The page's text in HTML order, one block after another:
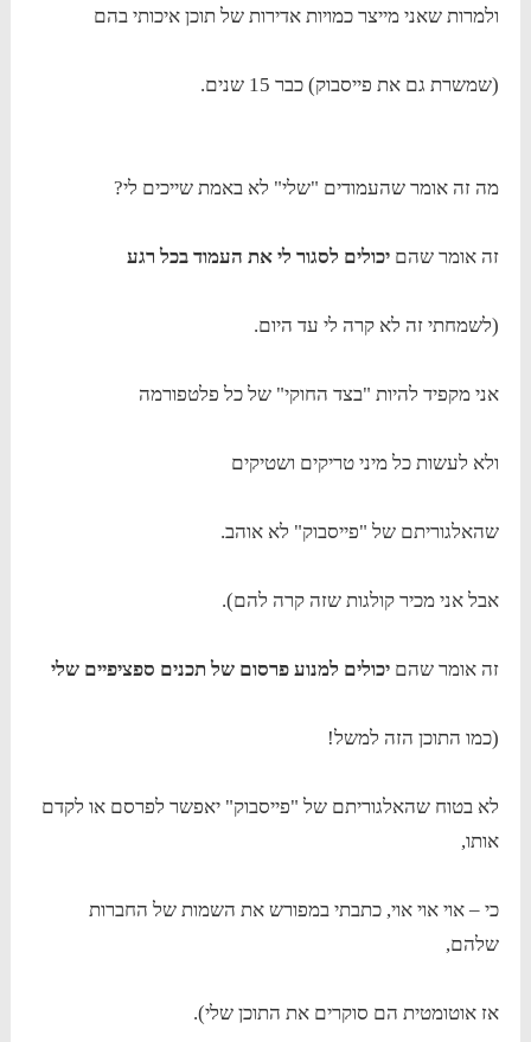
ולמרות שאני מייצר כמויות אדירות של תוכן איכותי בהם
(שמשרת גם את פייסבוק) כבר 15 שנים.
מה זה אומר שהעמודים "שלי" לא באמת שייכים לי?
זה אומר שהםיכולים לסגור לי את העמוד בכל רגע
(לשמחתי זה לא קרה לי עד היום.
אני מקפיד להיות "בצד החוקי" של כל פלטפורמה
ולא לעשות כל מיני טריקים ושטיקים
שהאלגוריתם של "פייסבוק" לא אוהב.
אבל אני מכיר קולגות שזה קרה להם).
זה אומר שהםיכולים למנוע פרסום של תכנים ספציפיים שלי
(כמו התוכן הזה למשל!
לא בטוח שהאלגוריתם של "פייסבוק" יאפשר לפרסם או לקדם
אותו,
כי – אוי אוי אוי, כתבתי במפורש את השמות של החברות
שלהם,
אז אוטומטית הם סוקרים את התוכן שלי).